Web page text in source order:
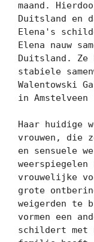
maand.
Duitsland en
Elena's
Elena nauw
Duitsland. Ze
stabiele
Walentowski
in Amstelveen
Haar huidige
vrouwen, die
en sensuele
vrouwelijke
grote
weigerden te
vormen een
schildert met